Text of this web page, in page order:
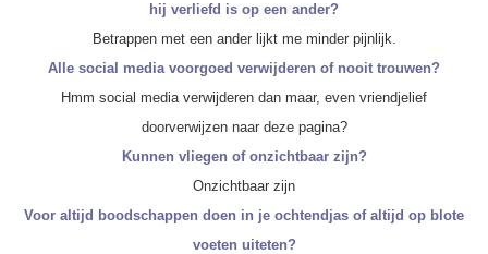
hij verliefd is op een ander?
Betrappen met een ander lijkt me minder pijnlijk.
Alle social media voorgoed verwijderen of nooit trouwen?
Hmm social media verwijderen dan maar, even vriendjelief
doorverwijzen naar deze pagina?
Kunnen vliegen of onzichtbaar zijn?
Onzichtbaar zijn
Voor altijd boodschappen doen in je ochtendjas of altijd op blote
voeten uiteten?